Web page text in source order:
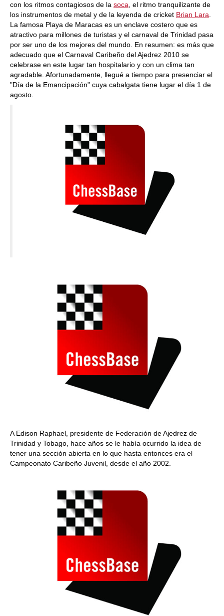
con los ritmos contagiosos de la soca , el ritmo tranquilizante de
los instrumentos de metal y de la leyenda de cricket Brian Lara
La famosa Playa de Maracas es un enclave costero que es
atractivo para millones de turistas y el carnaval de Trinidad pasa
por ser uno de los mejores del mundo. En resumen: es más que
adecuado que el Carnaval Caribeño del Ajedrez 2010 se
celebrase en este lugar tan hospitalario y con un clima tan
agradable. Afortunadamente, llegué a tiempo para presenciar el
"Día de la Emancipación" cuya cabalgata tiene lugar el día 1 de
agosto.
A Edison Raphael, presidente de Federación de Ajedrez de
Trinidad y Tobago, hace años se le había ocurrido la idea de
tener una sección abierta en lo que hasta entonces era el
Campeonato Caribeño Juvenil, desde el año 2002.